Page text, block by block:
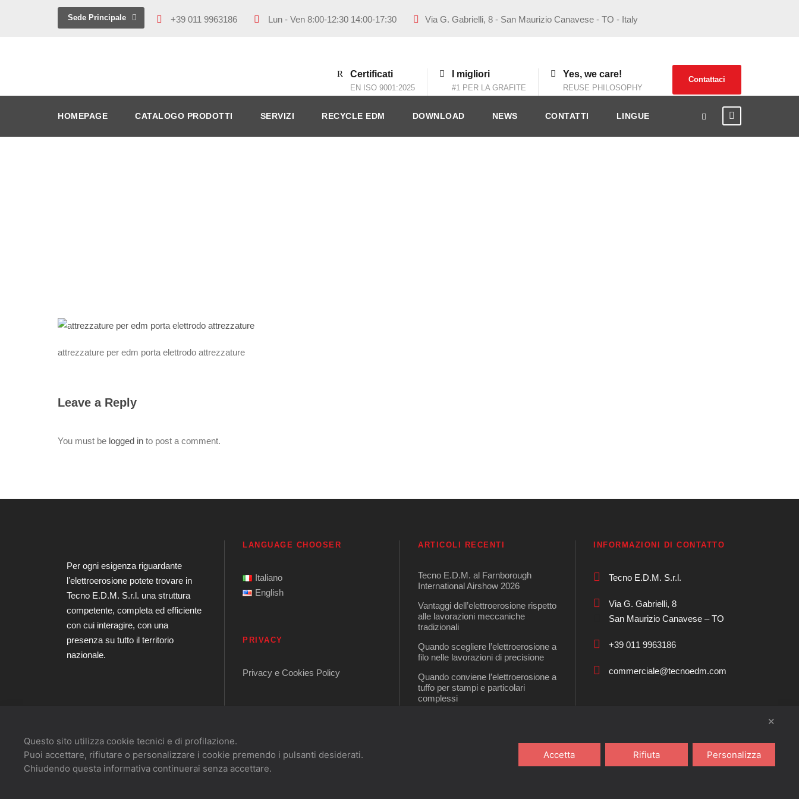
Sede Principale +39 011 9963186 Lun - Ven 8:00-12:30 14:00-17:30 Via G. Gabrielli, 8 - San Maurizio Canavese - TO - Italy
Certificati
EN ISO 9001:2025
I migliori
#1 PER LA GRAFITE
Yes, we care!
REUSE PHILOSOPHY
Contattaci
HOMEPAGE CATALOGO PRODOTTI SERVIZI RECYCLE EDM DOWNLOAD NEWS CONTATTI LINGUE
attrezzature per edm porta elettrodo attrezzature
Leave a Reply
You must be logged in to post a comment.
Per ogni esigenza riguardante
lʼelettroerosione potete trovare in
Tecno E.D.M. S.r.l. una struttura
competente, completa ed efficiente
con cui interagire, con una
presenza su tutto il territorio
nazionale.
LANGUAGE CHOOSER
Italiano
English
PRIVACY
Privacy e Cookies Policy
ARTICOLI RECENTI
Tecno E.D.M. al Farnborough
International Airshow 2026
Vantaggi dell’elettroerosione rispetto
alle lavorazioni meccaniche
tradizionali
Quando scegliere l’elettroerosione a
filo nelle lavorazioni di precisione
Quando conviene l’elettroerosione a
tuffo per stampi e particolari
complessi
INFORMAZIONI DI CONTATTO
Tecno E.D.M. S.r.l.
Via G. Gabrielli, 8
San Maurizio Canavese – TO
+39 011 9963186
commerciale@tecnoedm.com
✕
Questo sito utilizza cookie tecnici e di profilazione.
Puoi accettare, rifiutare o personalizzare i cookie premendo i pulsanti desiderati.
Chiudendo questa informativa continuerai senza accettare.
Accetta Rifiuta Personalizza